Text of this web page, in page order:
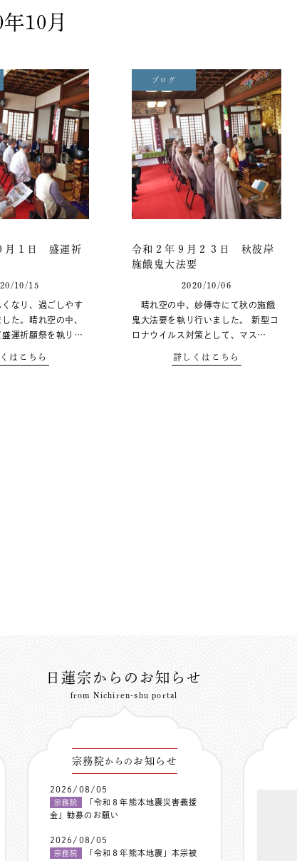
10月
月１日 盛運祈
10/15
なり、過ごしやす
た。晴れ空の中、
盛運祈願祭を執り…
はこちら
ブログ
令和２年９月２３日 秋彼岸
施餓鬼大法要
2020/10/06
晴れ空の中、妙傳寺にて秋の施餓
鬼大法要を執り行いました。 新型コ
ロナウイルス対策として、マス…
詳しくはこちら
日蓮宗からのお知らせ
from Nichiren-shu portal
宗務院からの お知らせ
2026/08/05
宗務院
「令和８年熊本地震災害義援
金」勧募のお願い
2026/08/05
宗務院
「令和８年熊本地震」本宗被